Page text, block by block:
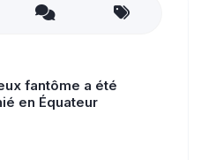
fantôme a été
en Équateur